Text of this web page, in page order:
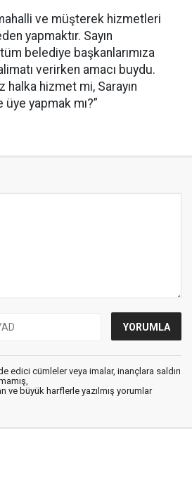
ve müşterek hizmetleri
yapmaktır. Sayın
belediye başkanlarımıza
verirken amacı buydu.
halka hizmet mi, Sarayın
üye yapmak mı?”
edici cümleler veya imalar, inançlara saldırı
ve büyük harflerle yazılmış yorumlar